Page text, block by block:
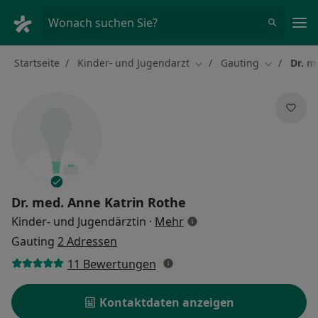
Wonach suchen Sie?
Startseite Kinder- und Jugendarzt Stadt ändern
Gauting StadtDr.
Dr. med. Anne Katrin Rothe
Kinder- und Jugendärztin · Mehrüber Spezialisierungen
Gauting 2 Adressen
11 Bewertungen
Kontaktdaten anzeigen